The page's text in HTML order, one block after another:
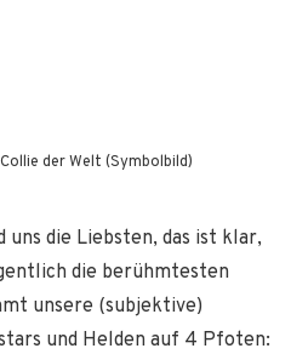
der Welt (Symbolbild)
uns die Liebsten, das ist klar,
die berühmtesten
unsere (subjektive)
und Helden auf 4 Pfoten: